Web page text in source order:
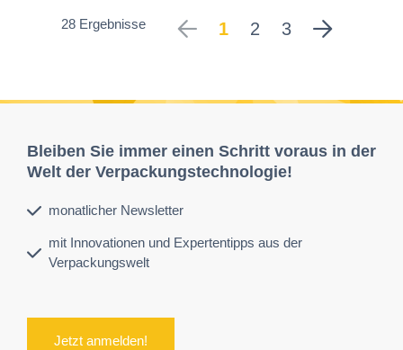
28 Ergebnisse 1 2 3
Bleiben Sie immer einen Schritt voraus in der
Welt der Verpackungstechnologie!
monatlicher Newsletter
mit Innovationen und Expertentipps aus der
Verpackungswelt
Jetzt anmelden!